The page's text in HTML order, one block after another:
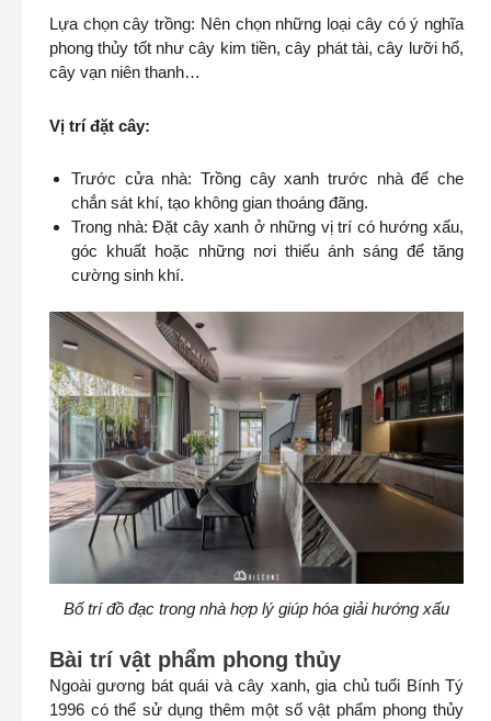
Lựa chọn cây trồng: Nên chọn những loại cây có ý nghĩa
phong thủy tốt như cây kim tiền, cây phát tài, cây lưỡi hổ,
cây vạn niên thanh…
Vị trí đặt cây:
Trước cửa nhà: Trồng cây xanh trước nhà để che
chắn sát khí, tạo không gian thoáng đãng.
Trong nhà: Đặt cây xanh ở những vị trí có hướng xấu,
góc khuất hoặc những nơi thiếu ánh sáng để tăng
cường sinh khí.
Bố trí đồ đạc trong nhà hợp lý giúp hóa giải hướng xấu
Bài trí vật phẩm phong thủy
Ngoài gương bát quái và cây xanh, gia chủ tuổi Bính Tý
1996 có thể sử dụng thêm một số vật phẩm phong thủy